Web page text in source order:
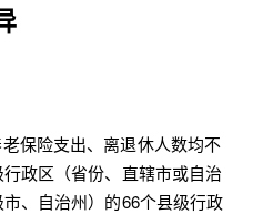
保险支出、离退休人数均不
政区（省份、直辖市或自治
、自治州）的66个县级行政